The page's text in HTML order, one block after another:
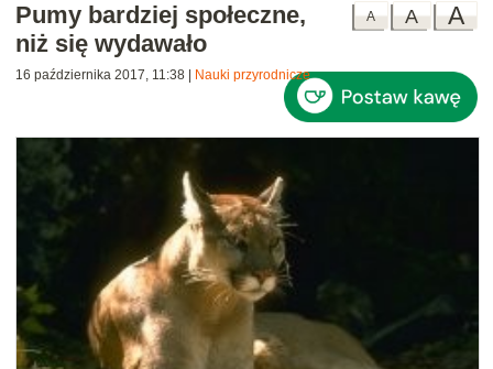
A
A
A
Pumy bardziej społeczne,
niż się wydawało
16 października 2017, 11:38 Nauki przyrodnicze